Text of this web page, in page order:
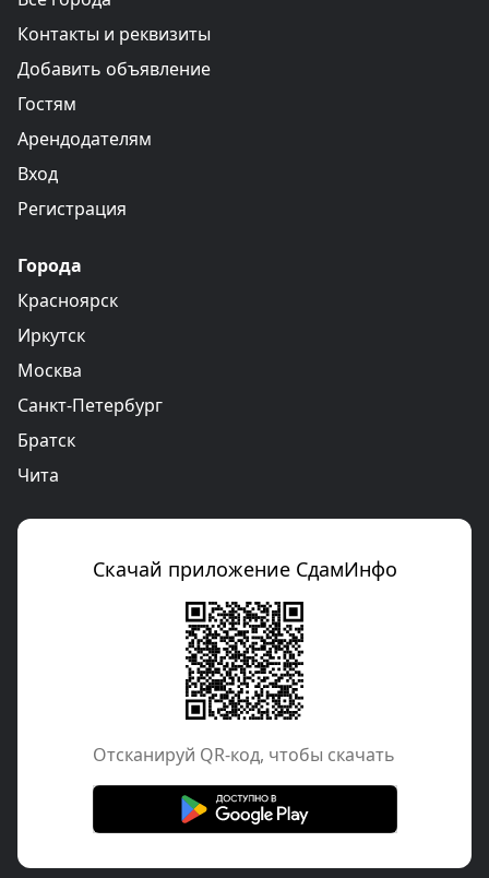
Контакты и реквизиты
Добавить объявление
Гостям
Арендодателям
Вход
Регистрация
Города
Красноярск
Иркутск
Москва
Санкт-Петербург
Братск
Чита
Скачай приложение СдамИнфо
Отcканируй QR-код, чтобы скачать